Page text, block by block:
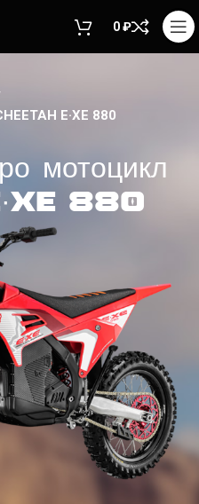
0₽
E·XE 880
мотоцикл
880